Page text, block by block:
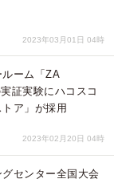
2023年03月01日 04時
ーム「ZA
証実験にハコスコ
ア」が採用
2023年02月20日 04時
センター全国大会